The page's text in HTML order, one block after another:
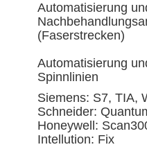
Automatisierung
(Faserstrecken)
Automatisierung
Spinnlinien
Siemens: S7, TIA,
Schneider:
Honeywell:
Intellution: Fix